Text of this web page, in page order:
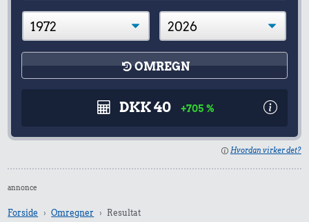
OMREGN
DKK 40 +705 %
Hvordan virker det?
annonce
Forside Omregner Resultat